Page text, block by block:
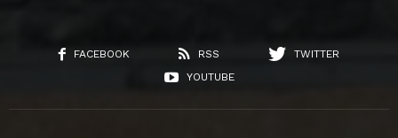
FACEBOOK RSS
TWITTER
YOUTUBE